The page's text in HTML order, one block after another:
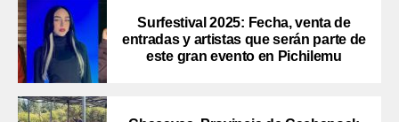
Surfestival 2025: Fecha, venta de
entradas y artistas que serán parte de
este gran evento en Pichilemu